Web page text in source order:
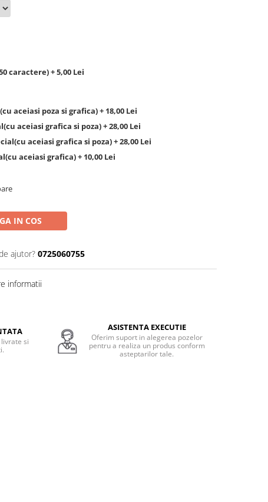
caractere) + 5,00 Lei
aceiasi poza si grafica) + 18,00 Lei
aceiasi grafica si poza) + 28,00 Lei
aceiasi grafica si poza) + 28,00 Lei
aceiasi grafica) + 10,00 Lei
IN COS
ajutor? 0725060755
informatii
si
ASISTENTA EXECUTIE
Oferim suport in alegerea pozelor
pentru a realiza un produs conform
asteptarilor tale.